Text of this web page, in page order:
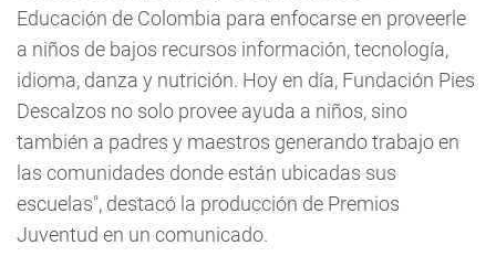
Educación de Colombia para enfocarse en proveerle
a niños de bajos recursos información, tecnología,
idioma, danza y nutrición. Hoy en día, Fundación Pies
Descalzos no solo provee ayuda a niños, sino
también a padres y maestros generando trabajo en
las comunidades donde están ubicadas sus
escuelas", destacó la producción de Premios
Juventud en un comunicado.